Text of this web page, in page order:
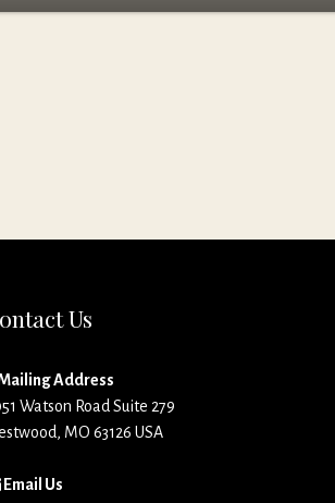
Us
Address
Watson Road Suite 279
MO 63126 USA
Email Us